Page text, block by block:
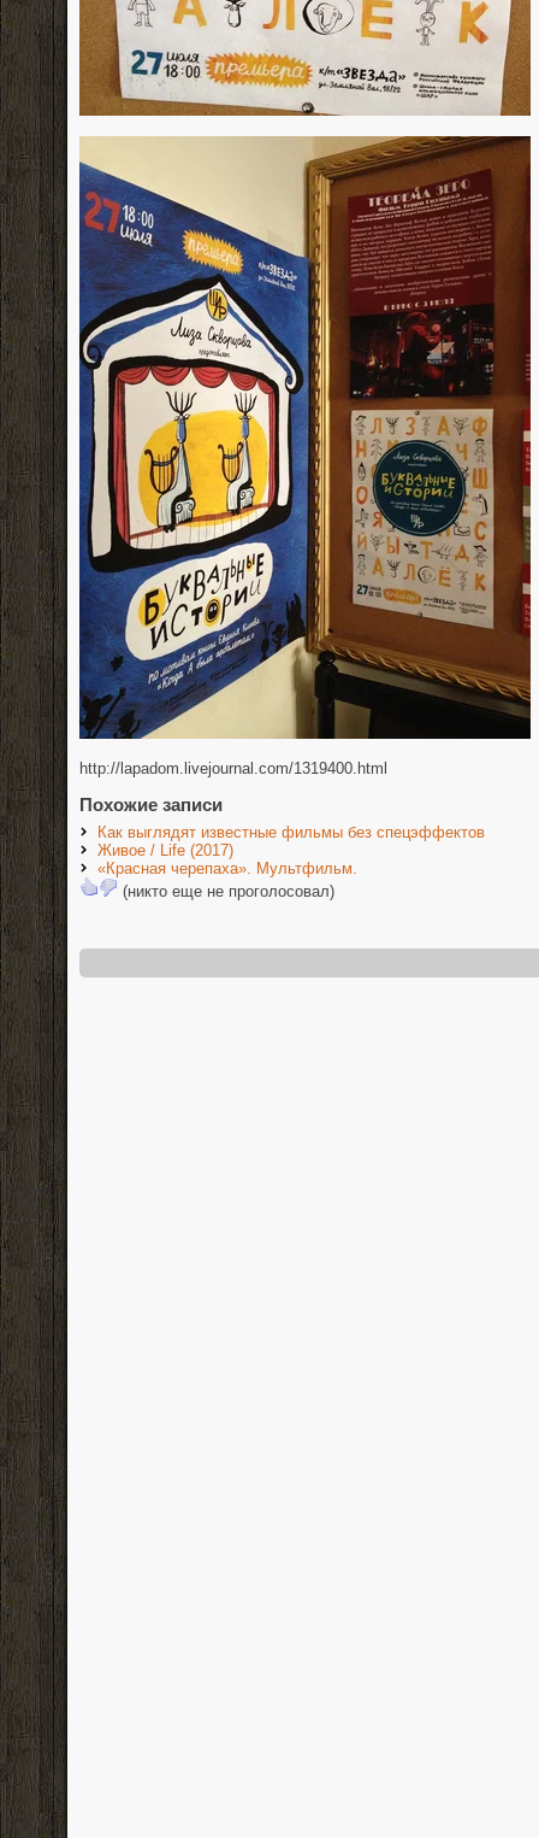
http://lapadom.livejournal.com/1319400.html
Похожие записи
Как выглядят известные фильмы без спецэффектов
Живое / Life (2017)
«Красная черепаха». Мультфильм.
(никто еще не проголосовал)